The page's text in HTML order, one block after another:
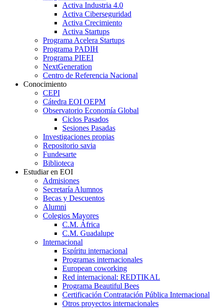
Activa Industria 4.0
Activa Ciberseguridad
Activa Crecimiento
Activa Startups
Programa Acelera Startups
Programa PADIH
Programa PIEEI
NextGeneration
Centro de Referencia Nacional
Conocimiento
CEPI
Cátedra EOI OEPM
Observatorio Economía Global
Ciclos Pasados
Sesiones Pasadas
Investigaciones propias
Repositorio savia
Fundesarte
Biblioteca
Estudiar en EOI
Admisiones
Secretaría Alumnos
Becas y Descuentos
Alumni
Colegios Mayores
C.M. África
C.M. Guadalupe
Internacional
Espíritu internacional
Programas internacionales
European coworking
Red internacional: REDTIKAL
Programa Beautiful Bees
Certificación Contratación Pública Internacional
Otros proyectos internacionales